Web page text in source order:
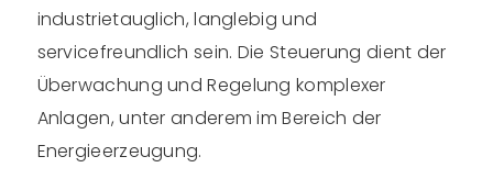
industrietauglich, langlebig und
servicefreundlich sein. Die Steuerung dient der
Überwachung und Regelung komplexer
Anlagen, unter anderem im Bereich der
Energieerzeugung.